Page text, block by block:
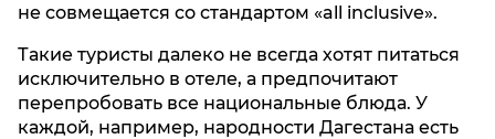
не совмещается со стандартом «all inclusive».
Такие туристы далеко не всегда хотят питаться
исключительно в отеле, а предпочитают
перепробовать все национальные блюда. У
каждой, например, народности Дагестана есть